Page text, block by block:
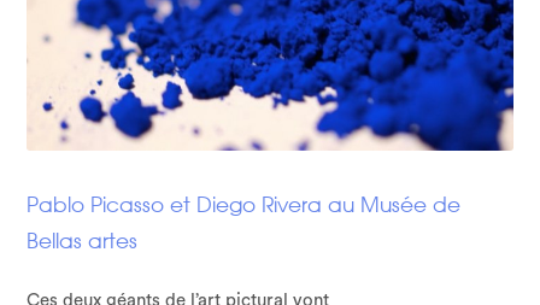
Pablo Picasso et Diego Rivera au Musée de
Bellas artes
Ces deux géants de l’art pictural vont